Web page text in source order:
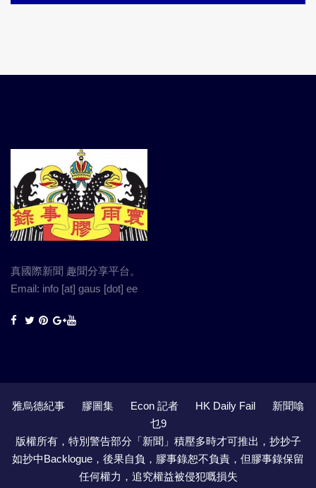
真國際新聞 趣聞分享平台。
Email: info [at] gaus [dot] ee
雅烏德紀事 膠圖集 Econ 記者 HK Daily Fail
新聞噏
乜9
版權所有，特別警告部分「新聞」積壓多時才可推出，抄抄子
如抄中Backlogue，後果自負，膠事錄恕不負責，但膠事錄保留
任何權力，追究權益被侵犯嘅損失